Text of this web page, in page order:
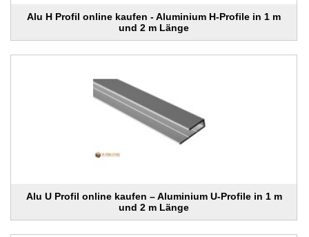
Alu H Profil online kaufen - Aluminium H-Profile in 1 m
und 2 m Länge
Alu U Profil online kaufen – Aluminium U-Profile in 1 m
und 2 m Länge